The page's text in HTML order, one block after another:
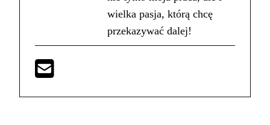
wielka pasja, którą chcę
przekazywać dalej!